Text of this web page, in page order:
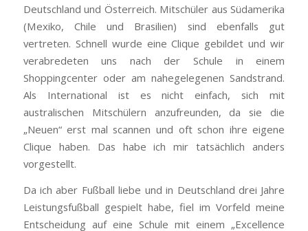
Deutschland und Österreich. Mitschüler aus Südamerika
(Mexiko, Chile und Brasilien) sind ebenfalls gut
vertreten. Schnell wurde eine Clique gebildet und wir
verabredeten uns nach der Schule in einem
Shoppingcenter oder am nahegelegenen Sandstrand.
Als International ist es nicht einfach, sich mit
australischen Mitschülern anzufreunden, da sie die
„Neuen“ erst mal scannen und oft schon ihre eigene
Clique haben. Das habe ich mir tatsächlich anders
vorgestellt.
Da ich aber Fußball liebe und in Deutschland drei Jahre
Leistungsfußball gespielt habe, fiel im Vorfeld meine
Entscheidung auf eine Schule mit einem „Excellence